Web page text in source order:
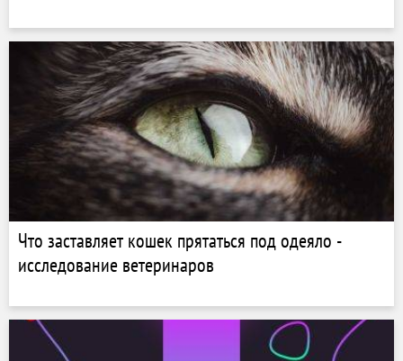
Что заставляет кошек прятаться под одеяло -
исследование ветеринаров